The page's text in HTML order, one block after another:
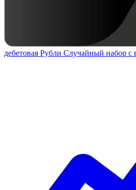
дебетовая Рубли Случайный набор с